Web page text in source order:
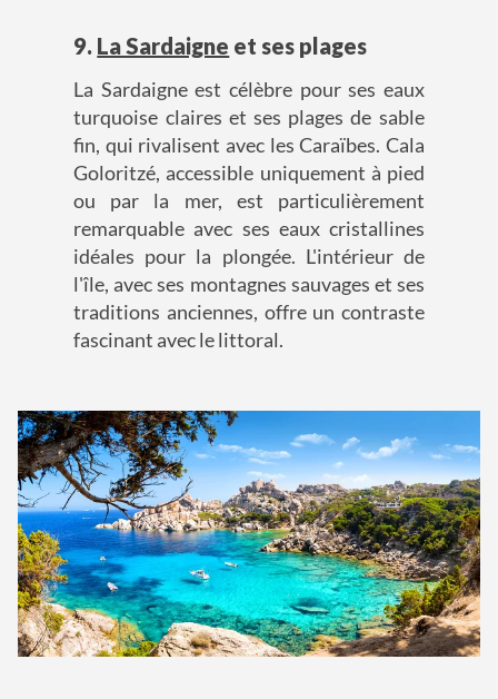
9. La Sardaigne et ses plages
La Sardaigne est célèbre pour ses eaux
turquoise claires et ses plages de sable
fin, qui rivalisent avec les Caraïbes. Cala
Goloritzé, accessible uniquement à pied
ou par la mer, est particulièrement
remarquable avec ses eaux cristallines
idéales pour la plongée. L'intérieur de
l'île, avec ses montagnes sauvages et ses
traditions anciennes, offre un contraste
fascinant avec le littoral.